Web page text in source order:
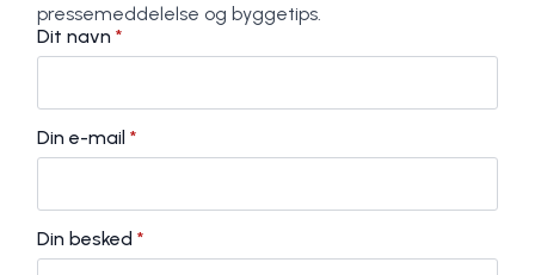
pressemeddelelse og byggetips.
Dit navn *
Din e-mail *
Din besked *